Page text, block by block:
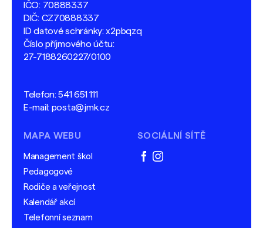
IČO: 70888337
DIČ: CZ70888337
ID datové schránky: x2pbqzq
Číslo příjmového účtu:
27-7188260227/0100
Telefon:541 651 111
E-mail: posta@jmk.cz
MAPA WEBU
Management škol
Pedagogové
Rodiče a veřejnost
Kalendář akcí
Telefonní seznam
SOCIÁLNÍ SÍTĚ
facebook
instagram